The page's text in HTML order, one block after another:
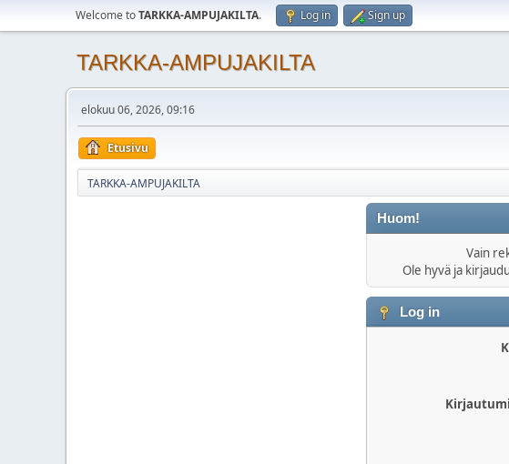
Welcome toTARKKA-AMPUJAKILTA. Log in Sign up
TARKKA-AMPUJAKILTA
elokuu 06, 2026, 09:16
Etusivu
TARKKA-AMPUJAKILTA
Huom!
Vain
Ole hyvä ja
Log in